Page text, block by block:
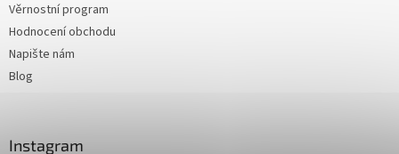
Věrnostní program
Hodnocení obchodu
Napište nám
Blog
Instagram